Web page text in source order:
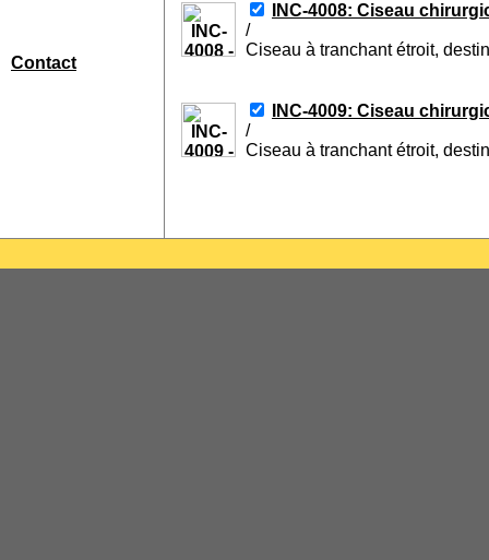
Contact
INC-4008: Ciseau
/
Ciseau à tranchant étroit,
INC-4009: Ciseau
/
Ciseau à tranchant étroit,